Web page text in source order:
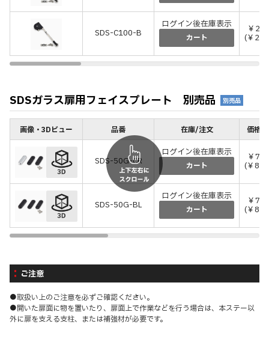
SDS-C100-B
ログイン後在庫表示
カート
￥
(￥
SDSガラス扉用フェイスプレート 別売品 別売品
画像・3Dビュー 品番 在庫/注文 価格(
SDS-50G-CR
ログイン後在庫表示
カート
￥
(￥
SDS-50G-BL
ログイン後在庫表示
カート
￥
(￥
ご注意
●取扱い上のご注意を必ずご確認ください。
●開いた扉面に物を置いたり、扉面上で作業などを行う場合は、本ステー以
外に扉を支える支柱、または補強材が必要です。